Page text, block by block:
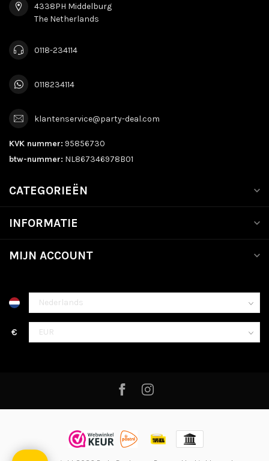
4338PH Middelburg
The Netherlands
0118-234114
0118234114
klantenservice@party-deal.com
KVK nummer: 95856730
btw-nummer: NL867346978B01
CATEGORIEËN
INFORMATIE
MIJN ACCOUNT
€